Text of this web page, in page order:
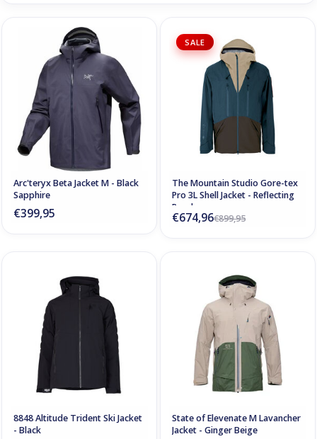
Arc'teryx Beta Jacket M - Black
Sapphire
€399,95
SALE
The Mountain Studio Gore-tex
Pro 3L Shell Jacket - Reflecting
Pond
€899,95
€674,96
8848 Altitude Trident Ski Jacket
- Black
State of Elevenate M Lavancher
Jacket - Ginger Beige